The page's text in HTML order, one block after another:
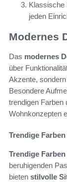
Klassische
jeden
Modernes
Das modernes
über
Akzente,
Besondere
trendigen Farben
Wohnkonzepten
Trendige
Trendige Farben
beruhigenden
bieten stilvolle